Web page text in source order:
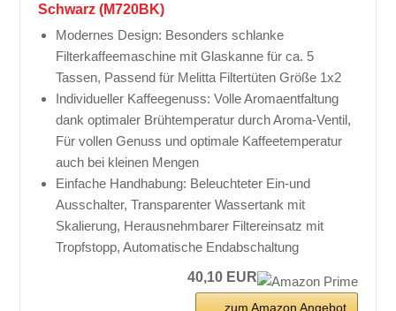
Schwarz (M720BK)
Modernes Design: Besonders schlanke
Filterkaffeemaschine mit Glaskanne für ca. 5
Tassen, Passend für Melitta Filtertüten Größe 1x2
Individueller Kaffeegenuss: Volle Aromaentfaltung
dank optimaler Brühtemperatur durch Aroma-Ventil,
Für vollen Genuss und optimale Kaffeetemperatur
auch bei kleinen Mengen
Einfache Handhabung: Beleuchteter Ein-und
Ausschalter, Transparenter Wassertank mit
Skalierung, Herausnehmbarer Filtereinsatz mit
Tropfstopp, Automatische Endabschaltung
40,10 EUR
zum Amazon Angebot